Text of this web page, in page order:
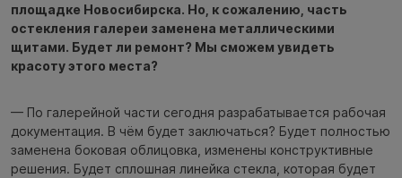
площадке Новосибирска. Но, к сожалению, часть
остекления галереи заменена металлическими
щитами. Будет ли ремонт? Мы сможем увидеть
красоту этого места?
— По галерейной части сегодня разрабатывается рабочая
документация. В чём будет заключаться? Будет полностью
заменена боковая облицовка, изменены конструктивные
решения. Будет сплошная линейка стекла, которая будет